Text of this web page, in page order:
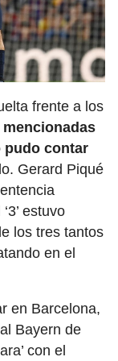
frente a los
pudo contar
Gerard Piqué
estuvo
los tres tantos
en el
en Barcelona,
Bayern de
con el